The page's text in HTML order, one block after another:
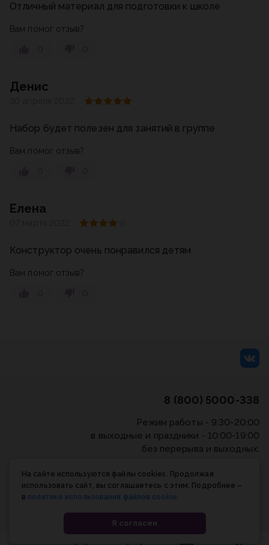
Отличный материал для подготовки к школе
Вам помог отзыв?
Денис
Набор будет полезен для занятий в группе
Вам помог отзыв?
Елена
Конструктор очень понравился детям
Вам помог отзыв?
8 (800) 5000-338
Режим работы - 9:30-20:00
в выходные и праздники - 10:00-19:00
без перерыва и выходных.
Политика конфиденциальности/СОГЛАСИЕ на
обработку персональных данных/ Соглашение об
использовании cookie-файлов
© Планета книги, 1998-2026
На сайте используются файлы cookies. Продолжая
использовать сайт, вы соглашаетесь с этим. Подробнее –
в политике использования файлов cookie.
Я согласен